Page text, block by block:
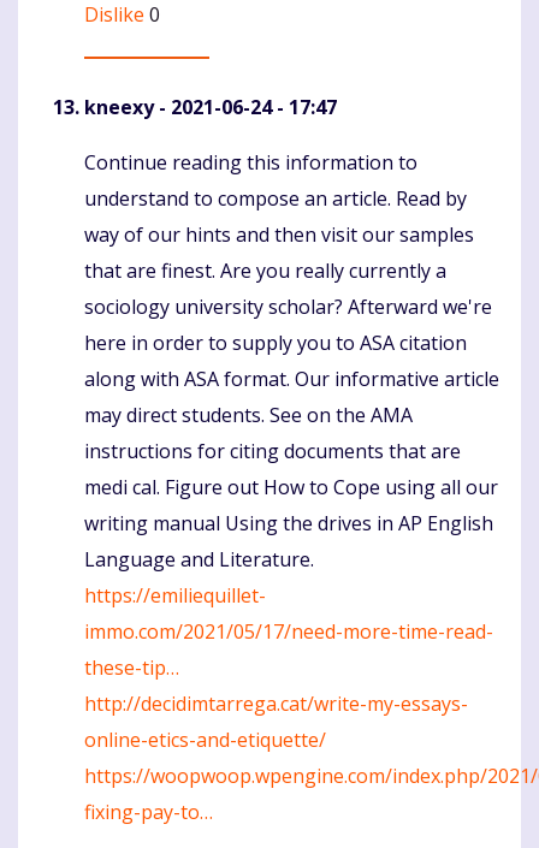
Dislike 0
kneexy- 2021-06-24 - 17:47
Komentaras
Continue reading this information to
understand to compose an article. Read by
way of our hints and then visit our samples
that are finest. Are you really currently a
sociology university scholar? Afterward we're
here in order to supply you to ASA citation
along with ASA format. Our informative article
may direct students. See on the AMA
instructions for citing documents that are
medi cal. Figure out How to Cope using all our
writing manual Using the drives in AP English
Language and Literature.
https://emiliequillet-
immo.com/2021/05/17/need-more-time-read-
these-tip…
http://decidimtarrega.cat/write-my-essays-
online-etics-and-etiquette/
https://woopwoop.wpengine.com/index.php/
fixing-pay-to…